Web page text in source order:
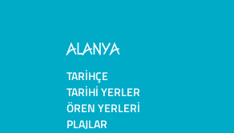
ALANYA
TARIHÇE
TARIHI YERLER
ÖREN YERLERI
PLAJLAR